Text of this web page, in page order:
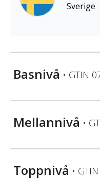
Sverige
Basnivå • GTIN
Mellannivå •
Toppnivå • GTIN